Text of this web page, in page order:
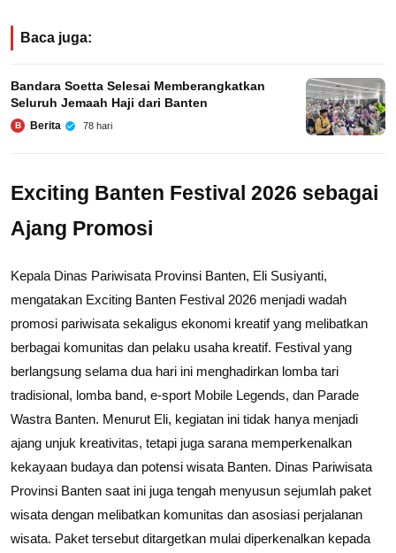
Baca juga:
Bandara Soetta Selesai Memberangkatkan
Seluruh Jemaah Haji dari Banten
B Berita 78 hari
Exciting Banten Festival 2026 sebagai
Ajang Promosi
Kepala Dinas Pariwisata Provinsi Banten, Eli Susiyanti,
mengatakan Exciting Banten Festival 2026 menjadi wadah
promosi pariwisata sekaligus ekonomi kreatif yang melibatkan
berbagai komunitas dan pelaku usaha kreatif. Festival yang
berlangsung selama dua hari ini menghadirkan lomba tari
tradisional, lomba band, e-sport Mobile Legends, dan Parade
Wastra Banten. Menurut Eli, kegiatan ini tidak hanya menjadi
ajang unjuk kreativitas, tetapi juga sarana memperkenalkan
kekayaan budaya dan potensi wisata Banten. Dinas Pariwisata
Provinsi Banten saat ini juga tengah menyusun sejumlah paket
wisata dengan melibatkan komunitas dan asosiasi perjalanan
wisata. Paket tersebut ditargetkan mulai diperkenalkan kepada